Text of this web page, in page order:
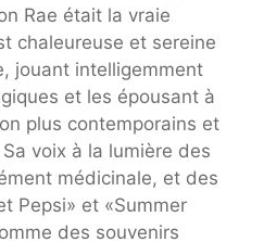
Rae était la vraie
chaleureuse et sereine
jouant intelligemment
et les épousant à
plus contemporains et
voix à la lumière des
médicinale, et des
Pepsi» et «Summer
des souvenirs